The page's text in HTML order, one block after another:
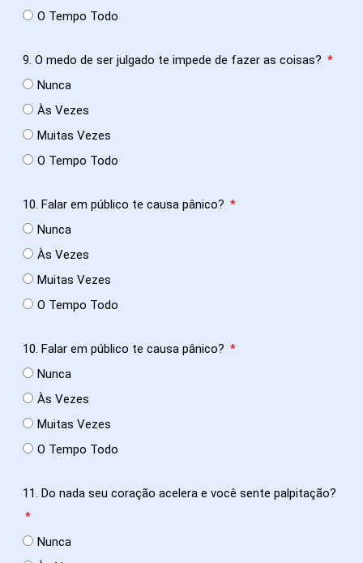
O Tempo Todo
9. O medo de ser julgado te impede de fazer as coisas?
Nunca
Às Vezes
Muitas Vezes
O Tempo Todo
10. Falar em público te causa pânico?
Nunca
Às Vezes
Muitas Vezes
O Tempo Todo
10. Falar em público te causa pânico?
Nunca
Às Vezes
Muitas Vezes
O Tempo Todo
11. Do nada seu coração acelera e você sente palpitação?
Nunca